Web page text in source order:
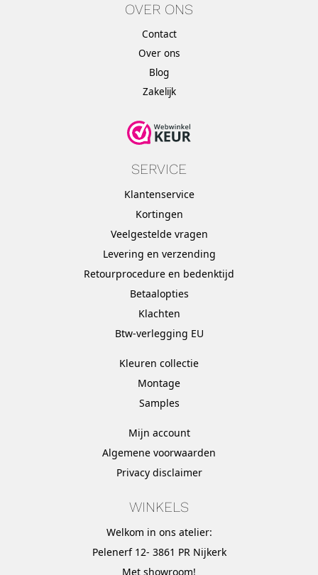
OVER ONS
Contact
Over ons
Blog
Zakelijk
SERVICE
Klantenservice
Kortingen
Veelgestelde vragen
Levering en verzending
Retourprocedure en bedenktijd
Betaalopties
Klachten
Btw-verlegging EU
Kleuren collectie
Montage
Samples
Mijn account
Algemene voorwaarden
Privacy disclaimer
WINKELS
Welkom in ons atelier:
Pelenerf 12- 3861 PR Nijkerk
Met showroom!